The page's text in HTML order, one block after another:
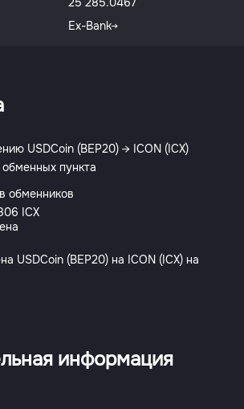
Ex-Bank
USDCoin (BEP20) → ICON (ICX)
пункта
обменников
ICX
USDCoin (BEP20) на ICON (ICX) на
информация